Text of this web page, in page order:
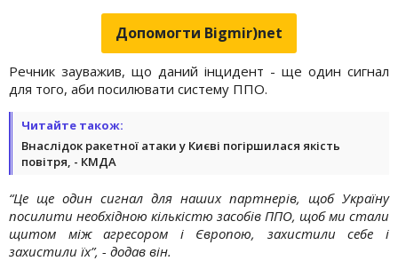
Допомогти Bigmir)net
Речник зауважив, що даний інцидент - ще один сигнал
для того, аби посилювати систему ППО.
Читайте також:
Внаслідок ракетної атаки у Києві погіршилася якість
повітря, - КМДА
“Це ще один сигнал для наших партнерів, щоб Україну
посилити необхідною кількістю засобів ППО, щоб ми стали
щитом між агресором і Європою, захистили себе і
захистили їх”, - додав він.